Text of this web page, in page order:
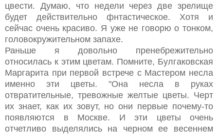
цвести. Думаю, что недели через две зрелище
будет действительно фнтастическое. Хотя и
сейчас очень красиво. Я уже не говорю о тонком,
головокружительном запахе.
Раньше я довольно пренебрежительно
относилась к этим цветам. Помните, Булгаковская
Маргарита при первой встрече с Мастером несла
именно эти цветы. "Она несла в руках
отвратительные, тревожные желтые цветы. Черт
их знает, как их зовут, но они первые почему-то
появляются в Москве. И эти цветы очень
отчетливо выделялись на черном ее весеннем